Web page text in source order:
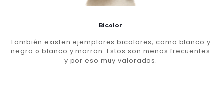
Bicolor
También existen ejemplares bicolores, como blanco y
negro o blanco y marrón. Estos son menos frecuentes
y por eso muy valorados.